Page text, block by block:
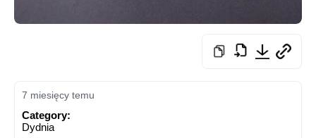
7 miesięcy temu
Category:
Dydnia